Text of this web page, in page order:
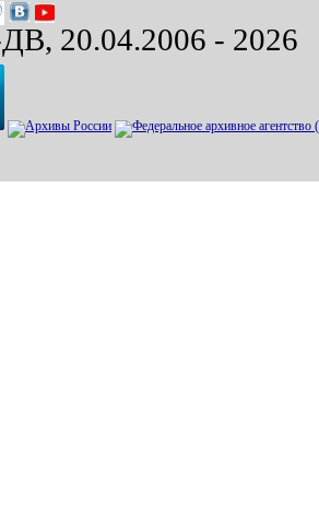
20.04.2006 - 2026